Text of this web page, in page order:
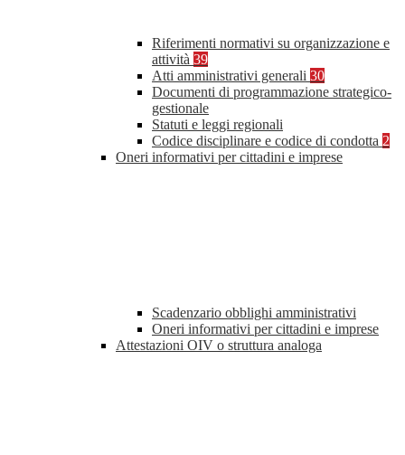
Riferimenti normativi su organizzazione e
attività 39
Atti amministrativi generali 30
Documenti di programmazione strategico-
gestionale
Statuti e leggi regionali
Codice disciplinare e codice di condotta 2
Oneri informativi per cittadini e imprese
Scadenzario obblighi amministrativi
Oneri informativi per cittadini e imprese
Attestazioni OIV o struttura analoga